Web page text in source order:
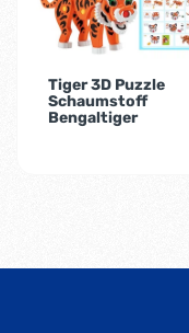
Tiger 3D Puzzle
Schaumstoff
Bengaltiger